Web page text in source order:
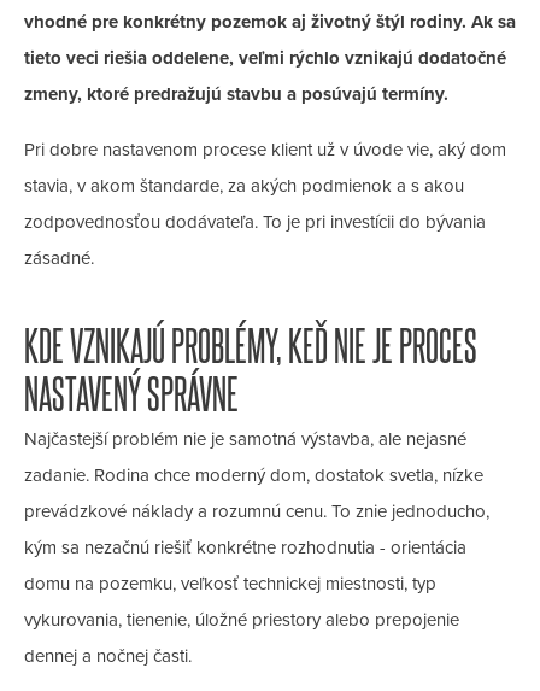
vhodné pre konkrétny pozemok aj životný štýl rodiny. Ak sa
tieto veci riešia oddelene, veľmi rýchlo vznikajú dodatočné
zmeny, ktoré predražujú stavbu a posúvajú termíny.
Pri dobre nastavenom procese klient už v úvode vie, aký dom
stavia, v akom štandarde, za akých podmienok a s akou
zodpovednosťou dodávateľa. To je pri investícii do bývania
zásadné.
KDE VZNIKAJÚ PROBLÉMY, KEĎ NIE JE PROCES
NASTAVENÝ SPRÁVNE
Najčastejší problém nie je samotná výstavba, ale nejasné
zadanie. Rodina chce moderný dom, dostatok svetla, nízke
prevádzkové náklady a rozumnú cenu. To znie jednoducho,
kým sa nezačnú riešiť konkrétne rozhodnutia - orientácia
domu na pozemku, veľkosť technickej miestnosti, typ
vykurovania, tienenie, úložné priestory alebo prepojenie
dennej a nočnej časti.